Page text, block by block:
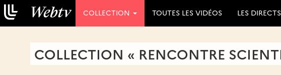
COLLECTION TOUTES LES VIDÉOS LES DIRECTS
COLLECTION « RENCONTRE